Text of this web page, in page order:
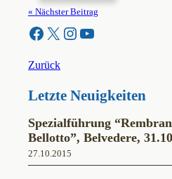
« Nächster Beitrag
Facebook X Instagram YouTube
Zurück
Letzte Neuigkeiten
Spezialführung
Bellotto”, Belvedere,
27.10.2015